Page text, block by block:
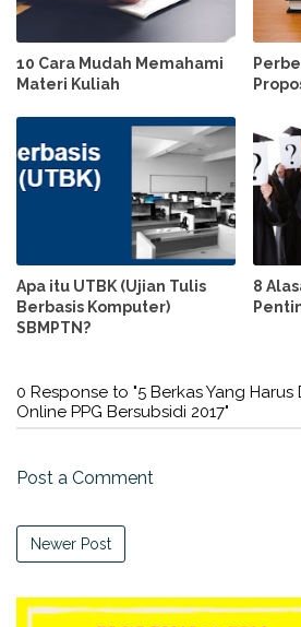
10 Cara Mudah Memahami
Materi Kuliah
Apa itu UTBK (Ujian Tulis
Berbasis Komputer)
SBMPTN?
8
0 Response to "5 Berkas Yang Harus
Online PPG Bersubsidi 2017"
Post a Comment
Newer Post